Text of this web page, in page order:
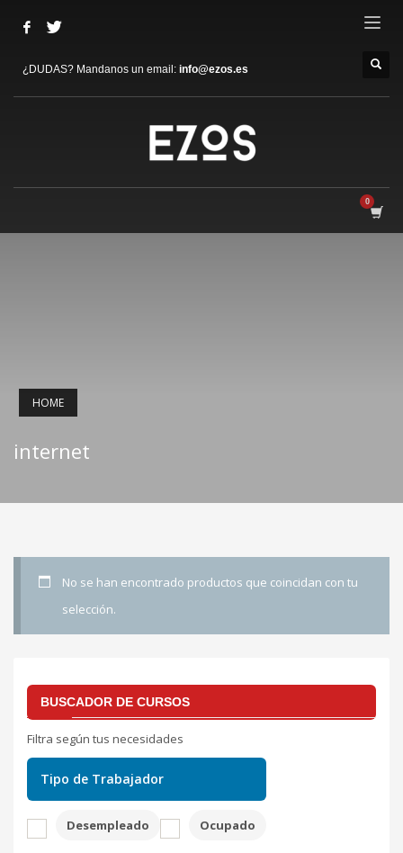
¿DUDAS? Mandanos un email: info@ezos.es
HOME
internet
No se han encontrado productos que coincidan con tu
selección.
BUSCADOR DE CURSOS
Filtra según tus necesidades
Tipo de Trabajador
Desempleado Ocupado